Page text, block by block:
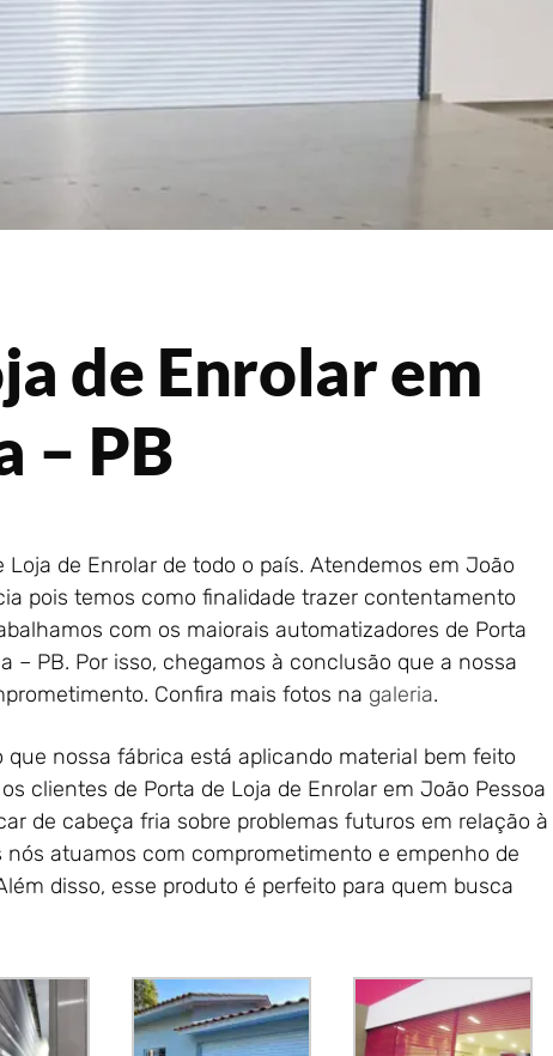
de Enrolar em
– PB
de Enrolar de todo o país. Atendemos em João
pois temos como finalidade trazer contentamento
com os maiorais automatizadores de Porta
– PB. Por isso, chegamos à conclusão que a nossa
Confira mais fotos na galeria.
que nossa fábrica está aplicando material bem feito
clientes de Porta de Loja de Enrolar em João Pessoa
de cabeça fria sobre problemas futuros em relação à
nós atuamos com comprometimento e empenho de
disso, esse produto é perfeito para quem busca